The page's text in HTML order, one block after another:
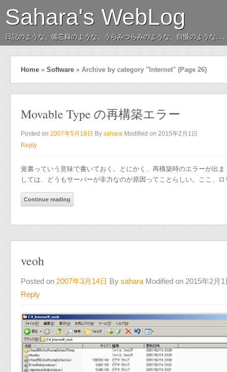
Sahara's WebLog
日記のような、備忘録のような、うらみつらみのような、自慢のような…
Home » Software » Archive by category "Internet" (Page 26)
Movable Type の再構築エラー
Posted on 2007年5月18日 By sahara Modified on 2015年2月1日
Reply
覚書っていう意味で書いておく。とにかく、再構築時のエラーが出
しては、どうもサーバーが非力なのが原因ってことらしい。ここ、
Continue reading
veoh
Posted on 2007年3月14日 By sahara Modified on 2015年2月1
Reply